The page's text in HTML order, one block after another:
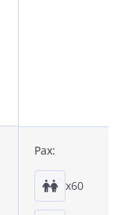
Pax:
x60